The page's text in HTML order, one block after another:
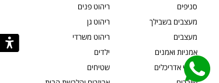
סניפים
מעצבים בשבילך
מעצבים
אמניות ואמנים
קשרי אדריכלים
ריהוט פנים
ריהוט גן
ריהוט משרדי
ילדים
שטיחים